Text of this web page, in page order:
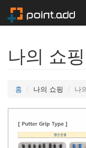
나의 쇼핑
홈 나의 쇼핑 나